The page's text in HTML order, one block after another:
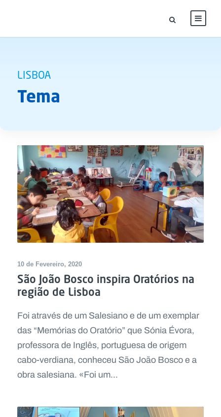
LISBOA
Tema
10 de Fevereiro, 2020
São João Bosco inspira Oratórios na
região de Lisboa
Foi através de um Salesiano e de um exemplar
das “Memórias do Oratório” que Sónia Évora,
professora de Inglês, portuguesa de origem
cabo-verdiana, conheceu São João Bosco e a
obra salesiana. «Foi um...